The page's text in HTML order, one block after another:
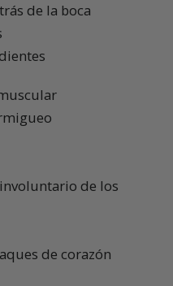
de la boca
de los
de corazón